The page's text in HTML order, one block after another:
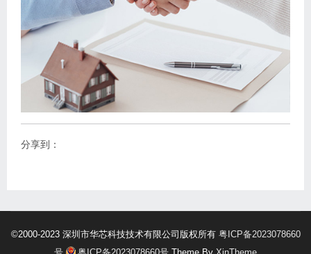
分享到：
©2000-2023 深圳市华芯科技技术有限公司版权所有 粤ICP备2023078660